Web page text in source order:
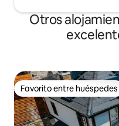
Otros
Favorito entre huéspedes
Favorito entre huéspedes